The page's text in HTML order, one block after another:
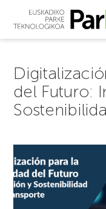
del Futuro: